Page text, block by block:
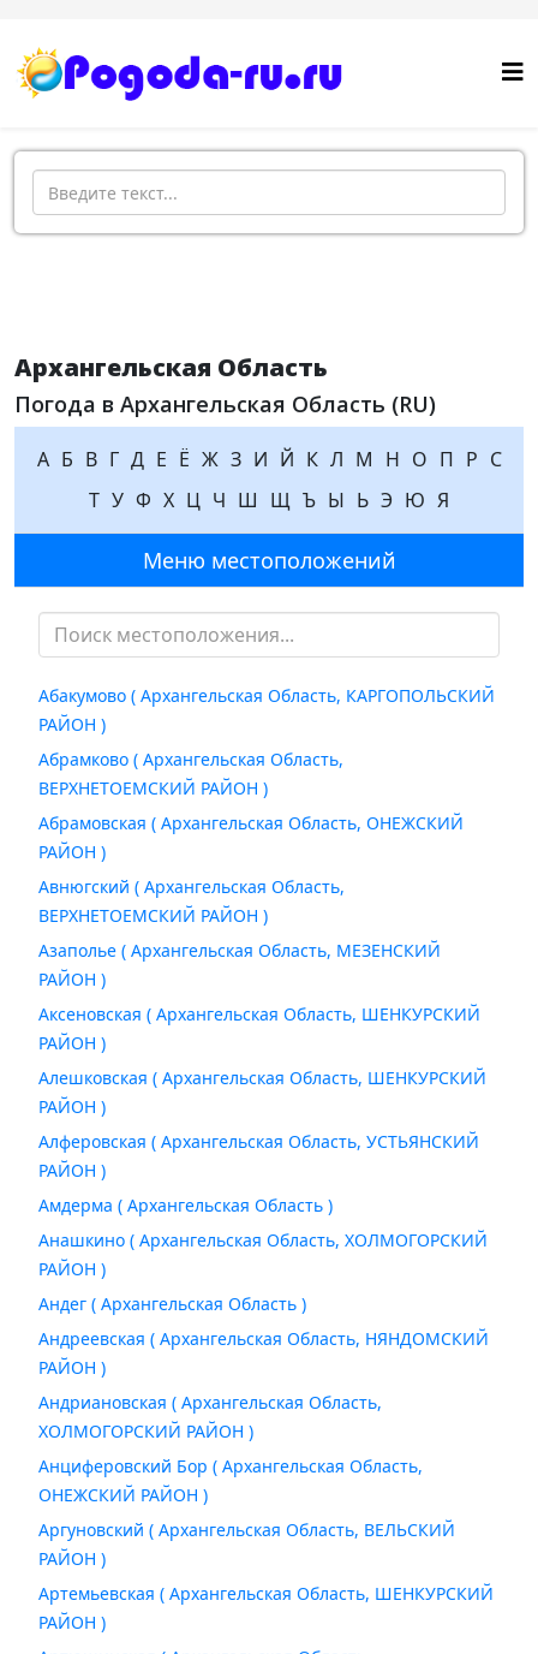
Поиск
Архангельская Область
Погода в Архангельская Область (RU)
А Б В Г Д Е Ё Ж З И Й К Л М Н О П Р С
Т У Ф Х Ц Ч Ш Щ Ъ Ы Ь Э Ю Я
Меню местоположений
Абакумово ( Архангельская Область, КАРГОПОЛЬСКИЙ
РАЙОН )
Абрамково ( Архангельская Область,
ВЕРХНЕТОЕМСКИЙ РАЙОН )
Абрамовская ( Архангельская Область, ОНЕЖСКИЙ
РАЙОН )
Авнюгский ( Архангельская Область,
ВЕРХНЕТОЕМСКИЙ РАЙОН )
Азаполье ( Архангельская Область, МЕЗЕНСКИЙ
РАЙОН )
Аксеновская ( Архангельская Область, ШЕНКУРСКИЙ
РАЙОН )
Алешковская ( Архангельская Область, ШЕНКУРСКИЙ
РАЙОН )
Алферовская ( Архангельская Область, УСТЬЯНСКИЙ
РАЙОН )
Амдерма ( Архангельская Область )
Анашкино ( Архангельская Область, ХОЛМОГОРСКИЙ
РАЙОН )
Андег ( Архангельская Область )
Андреевская ( Архангельская Область, НЯНДОМСКИЙ
РАЙОН )
Андриановская ( Архангельская Область,
ХОЛМОГОРСКИЙ РАЙОН )
Анциферовский Бор ( Архангельская Область,
ОНЕЖСКИЙ РАЙОН )
Аргуновский ( Архангельская Область, ВЕЛЬСКИЙ
РАЙОН )
Артемьевская ( Архангельская Область, ШЕНКУРСКИЙ
РАЙОН )